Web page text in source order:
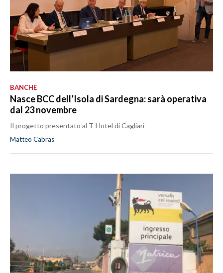
BANCHE
Nasce BCC dell’Isola di Sardegna: sarà operativa
dal 23 novembre
Il progetto presentato al T-Hotel di Cagliari
Matteo Cabras